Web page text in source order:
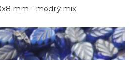
mm - modrý mix